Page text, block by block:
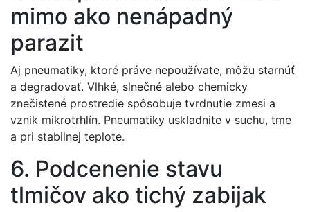
mimo ako nenápadný
parazit
Aj pneumatiky, ktoré práve nepoužívate, môžu starnúť
a degradovať. Vlhké, slnečné alebo chemicky
znečistené prostredie spôsobuje tvrdnutie zmesi a
vznik mikrotrhlín. Pneumatiky uskladnite v suchu, tme
a pri stabilnej teplote.
6. Podcenenie stavu
tlmičov ako tichý zabijak